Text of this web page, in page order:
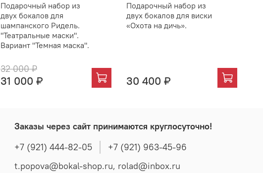
Подарочный набор из
двух бокалов для
шампанского Ридель.
"Театральные маски".
Вариант "Темная маска".
32 000 ₽
31 000 ₽
Подарочный набор из
двух бокалов для виски
«Охота на дичь».
30 400 ₽
Заказы через сайт принимаются круглосуточно!
+7 (921) 444-82-05
+7 (921) 963-45-96
t.popova@bokal-shop.ru, rolad@inbox.ru